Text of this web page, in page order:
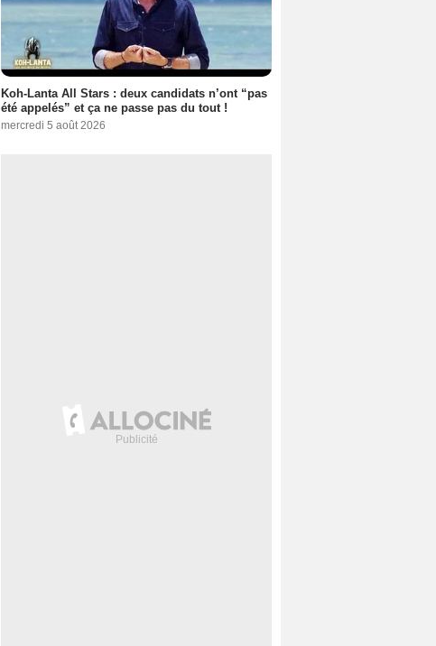
Koh-Lanta All Stars : deux candidats n’ont “pas
été appelés” et ça ne passe pas du tout !
mercredi 5 août 2026